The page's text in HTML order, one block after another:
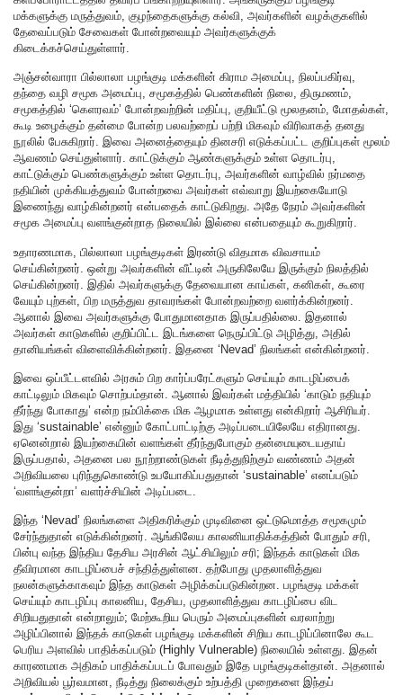
மக்களுக்கு மருத்துவம், குழந்தைகளுக்கு கல்வி, அவர்களின் வழக்குகளில்
தேவைப்படும் சேவைகள் போன்றவையும் அவர்களுக்குக்
கிடைக்கச்செய்துள்ளார்.
அஞ்சன்வாரா பில்லாலா பழங்குடி மக்களின் கிராம அமைப்பு, நிலப்பகிர்வு,
தந்தை வழி சமூக அமைப்பு, சமூகத்தில் பெண்களின் நிலை, திருமணம்,
சமூகத்தில் ‘கெளரவம்’ போன்றவற்றின் மதிப்பு, குறியீட்டு மூலதனம், மோதல்கள்,
கூடி உழைக்கும் தன்மை போன்ற பலவற்றைப் பற்றி மிகவும் விரிவாகத் தனது
நூலில் பேசுகிறார். இவை அனைத்தையும் தினசரி எடுக்கப்பட்ட குறிப்புகள் மூலம்
ஆவணம் செய்துள்ளார். காட்டுக்கும் ஆண்களுக்கும் உள்ள தொடர்பு,
காட்டுக்கும் பெண்களுக்கும் உள்ள தொடர்பு, அவர்களின் வாழ்வில் நர்மதை
நதியின் முக்கியத்துவம் போன்றவை அவர்கள் எவ்வாறு இயற்கையோடு
இணைந்து வாழ்கின்றனர் என்பதைக் காட்டுகிறது. அதே நேரம் அவர்களின்
சமூக அமைப்பு வளங்குன்றாத நிலையில் இல்லை என்பதையும் கூறுகிறார்.
உதாரணமாக, பில்லாலா பழங்குடிகள் இரண்டு விதமாக விவசாயம்
செய்கின்றனர். ஒன்று அவர்களின் வீட்டின் அருகிலேயே இருக்கும் நிலத்தில்
செய்கின்றனர். இதில் அவர்களுக்கு தேவையான காய்கள், கனிகள், கூரை
வேயும் புற்கள், பிற மருத்துவ தாவரங்கள் போன்றவற்றை வளர்க்கின்றனர்.
ஆனால் இவை அவர்களுக்கு போதுமானதாக இருப்பதில்லை. இதனால்
அவர்கள் காடுகளில் குறிப்பிட்ட இடங்களை நெருப்பிட்டு அழித்து, அதில்
தானியங்கள் விளைவிக்கின்றனர். இதனை ‘Nevad’ நிலங்கள் என்கின்றனர்.
இவை ஒப்பீட்டளவில் அரசும் பிற கார்ப்பரேட்களும் செய்யும் காடழிப்பைக்
காட்டிலும் மிகவும் சொற்பம்தான். ஆனால் இவர்கள் மத்தியில் ‘காடும் நதியும்
தீர்ந்து போகாது’ என்ற நம்பிக்கை மிக ஆழமாக உள்ளது என்கிறார் ஆசிரியர்.
இது ‘sustainable’ என்னும் கோட்பாட்டிற்கு அடிப்படையிலேயே எதிரானது.
ஏனென்றால் இயற்கையின் வளங்கள் தீர்ந்துபோகும் தன்மையுடையதாய்
இருப்பதால், அதனை பல நூற்றாண்டுகள் நீடித்துநிற்கும் வண்ணம் அதன்
அறிவியலை புரிந்துகொண்டு உபயோகிப்பதுதான் ‘sustainable’ எனப்படும்
‘வளங்குன்றா’ வளர்ச்சியின் அடிப்படை.
இந்த ‘Nevad’ நிலங்களை அதிகரிக்கும் முடிவினை ஒட்டுமொத்த சமூகமும்
சேர்ந்துதான் எடுக்கின்றனர். ஆங்கிலேய காலனியாதிக்கத்தின் போதும் சரி,
பின்பு வந்த இந்திய தேசிய அரசின் ஆட்சியிலும் சரி; இந்தக் காடுகள் மிக
தீவிரமான காடழிப்பைச் சந்தித்துள்ளன. தற்போது முதலாளித்துவ
நலன்களுக்காகவும் இந்த காடுகள் அழிக்கப்படுகின்றன. பழங்குடி மக்கள்
செய்யும் காடழிப்பு காலனிய, தேசிய, முதலாளித்துவ காடழிப்பை விட
சிறியதுதான் என்றாலும்; மேற்கூறிய பெரும் அமைப்புகளின் வரலாற்று
அழிப்பினால் இந்தக் காடுகள் பழங்குடி மக்களின் சிறிய காடழிப்பினாலே கூட
பெரிய அளவில் பாதிக்கப்படும் (Highly Vulnerable) நிலையில் உள்ளது. இதன்
காரணமாக அதிகம் பாதிக்கப்படப் போவதும் இதே பழங்குடிகள்தான். அதனால்
அறிவியல் பூர்வமான, நீடித்து நிலைக்கும் உற்பத்தி முறைகளை இந்தப்